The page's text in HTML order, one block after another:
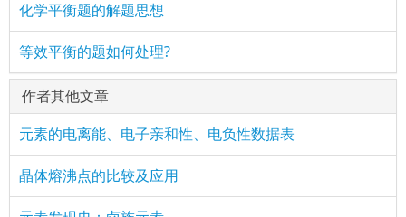
化学平衡题的解题思想
等效平衡的题如何处理?
作者其他文章
元素的电离能、电子亲和性、电负性数据表
晶体熔沸点的比较及应用